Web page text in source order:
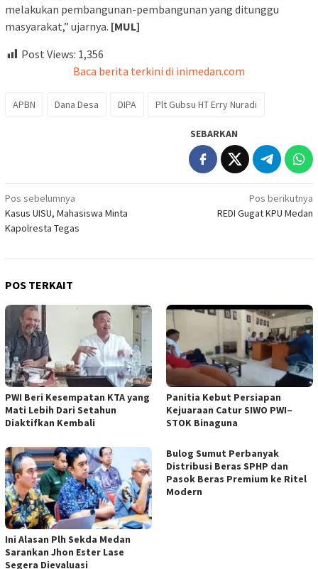
melakukan pembangunan-pembangunan yang ditunggu
masyarakat,” ujarnya. [MUL]
Post Views: 1,356
Baca berita terkini di inimedan.com
APBN Dana Desa DIPA Plt Gubsu HT Erry Nuradi
SEBARKAN
Navigasi
pos
Pos sebelumnya
Kasus UISU, Mahasiswa Minta
Kapolresta Tegas
Pos berikutnya
REDI Gugat KPU Medan
POS TERKAIT
PWI Beri Kesempatan KTA yang
Mati Lebih Dari Setahun
Diaktifkan Kembali
Panitia Kebut Persiapan
Kejuaraan Catur SIWO PWI–
STOK Binaguna
Ini Alasan Plh Sekda Medan
Sarankan Jhon Ester Lase
Segera Dievaluasi
Bulog Sumut Perbanyak
Distribusi Beras SPHP dan
Pasok Beras Premium ke Ritel
Modern